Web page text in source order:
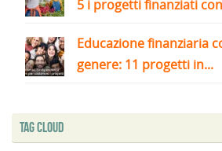
5 i progetti finanziati
Educazione finanziaria
genere: 11 progetti in...
Tag Cloud